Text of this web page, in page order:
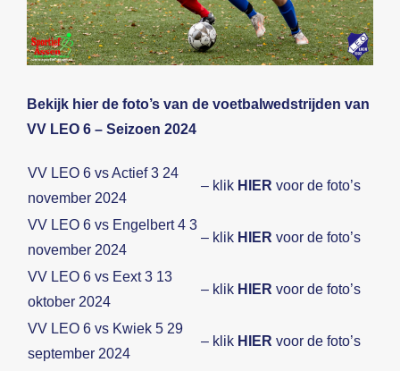
Activiteitenkalender
Beeldbank
Contact
Bekijk hier de foto’s van de voetbalwedstrijden van
VV LEO 6 – Seizoen 2024
VV LEO 6 vs Actief 3 24
november 2024
– klik HIER voor de foto’s
VV LEO 6 vs Engelbert 4 3
november 2024
– klik HIER voor de foto’s
VV LEO 6 vs Eext 3 13
oktober 2024
– klik HIER voor de foto’s
VV LEO 6 vs Kwiek 5 29
september 2024
– klik HIER voor de foto’s